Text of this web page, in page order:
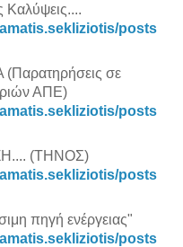
Καλύψεις....
posts
σε
ΑΠΕ)
posts
(ΤΗΝΟΣ)
posts
πηγή ενέργειας"
posts